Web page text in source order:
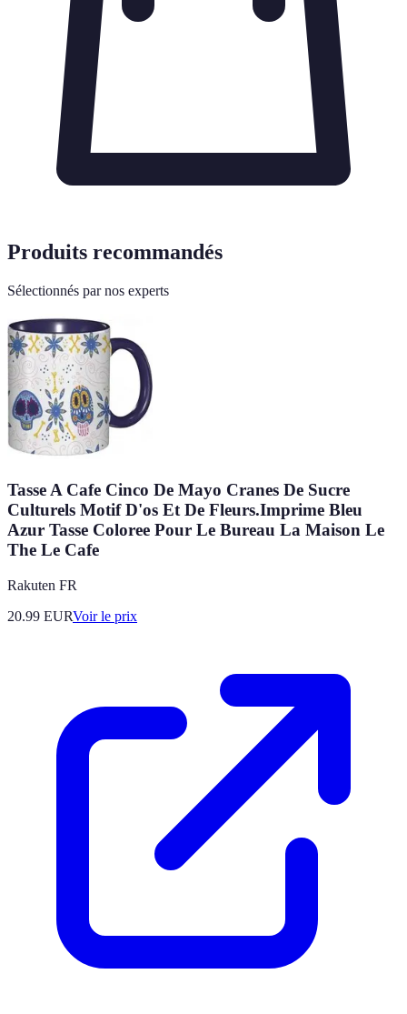
Produits recommandés
Sélectionnés par nos experts
Tasse A Cafe Cinco De Mayo Cranes De Sucre
Culturels Motif D'os Et De Fleurs.Imprime Bleu
Azur Tasse Coloree Pour Le Bureau La Maison Le
The Le Cafe
Rakuten FR
20.99 EURVoir le prix